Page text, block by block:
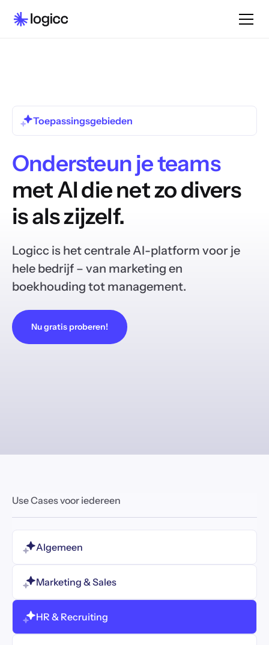
Toepassingsgebieden
Ondersteun je teams
met AI die net zo divers
is als zijzelf.
Logicc is het centrale AI-platform voor je
hele bedrijf – van marketing en
boekhouding tot management.
Nu gratis proberen!
Use Cases voor iedereen
Algemeen
Marketing & Sales
HR & Recruiting